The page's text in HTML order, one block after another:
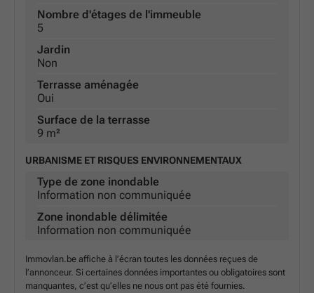
Nombre d'étages de l'immeuble
5
Jardin
Non
Terrasse aménagée
Oui
Surface de la terrasse
9 m²
URBANISME ET RISQUES ENVIRONNEMENTAUX
Type de zone inondable
Information non communiquée
Zone inondable délimitée
Information non communiquée
Immovlan.be affiche à l’écran toutes les données reçues de
l’annonceur. Si certaines données importantes ou obligatoires sont
manquantes, c’est qu’elles ne nous ont pas été fournies.